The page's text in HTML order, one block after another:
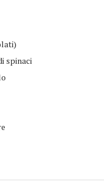
spinaci